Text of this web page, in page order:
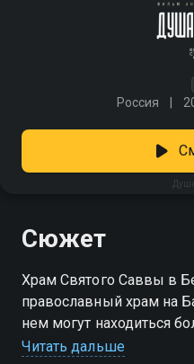
Россия
Сюжет
Храм Святого Саввы в
православный храм на
нем могут находиться
Стены храма украшает
Читать дальше